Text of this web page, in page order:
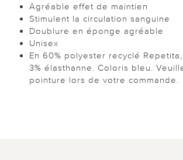
Agréable effet de maintien
Stimulent la circulation sanguine
Doublure en éponge agréable
Unisex
En 60% polyester recyclé
3% élasthanne. Coloris bleu.
pointure lors de votre commande.